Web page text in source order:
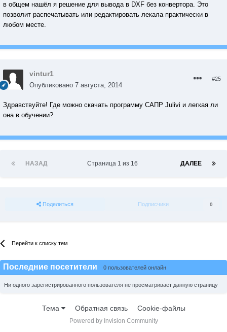
в общем нашёл я решение для вывода в DXF без конвертора. Это
позволит распечатывать или редактировать лекала практически в
любом месте.
vintur1
Опубликовано 7 августа, 2014
#25
Здравствуйте! Где можно скачать программу САПР Julivi и легкая ли
она в обучении?
НАЗАД ДАЛЕЕ
Страница 1 из 16
Поделиться Подписчики 0
Перейти к списку тем
Последние посетители 0 пользователей онлайн
Ни одного зарегистрированного пользователя не просматривает данную страницу
Тема Обратная связь Cookie-файлы
Powered by Invision Community